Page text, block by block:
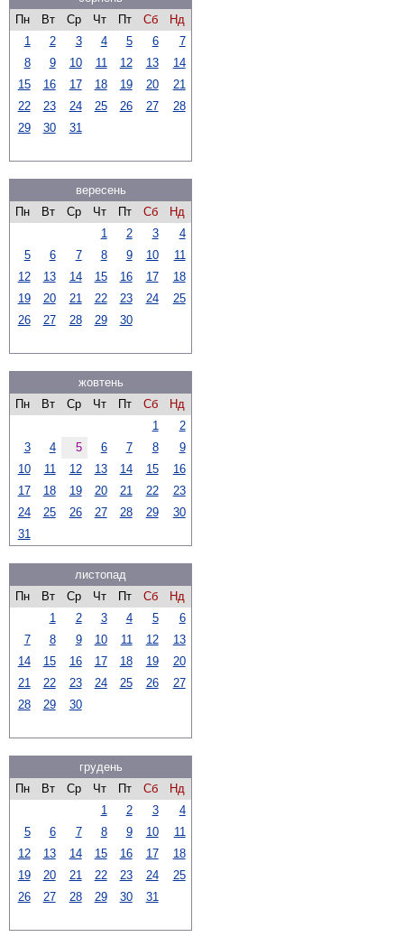
Пн
Вт Ср Чт Пт Сб
Нд
1
2 3 4 5 6
7
8
9 10 11 12 13
14
15
16 17 18 19 20
21
22
23 24 25 26 27
28
29
30 31
вересень
Пн
Вт Ср Чт Пт Сб
Нд
1
2 3
4
5
6 7 8 9 10
11
12
13 14 15 16 17
18
19
20 21 22 23 24
25
26
27 28 29 30
жовтень
Пн
Вт Ср Чт Пт Сб
Нд
1
2
3
4 5 6 7 8
9
10
11 12 13 14 15
16
17
18 19 20 21 22
23
24
25 26 27 28 29
30
31
листопад
Пн
Вт Ср Чт Пт Сб
Нд
1
2 3 4 5
6
7
8 9 10 11 12
13
14
15 16 17 18 19
20
21
22 23 24 25 26
27
28
29 30
грудень
Пн
Вт Ср Чт Пт Сб
Нд
1
2 3
4
5
6 7 8 9 10
11
12
13 14 15 16 17
18
19
20 21 22 23 24
25
26
27 28 29 30 31